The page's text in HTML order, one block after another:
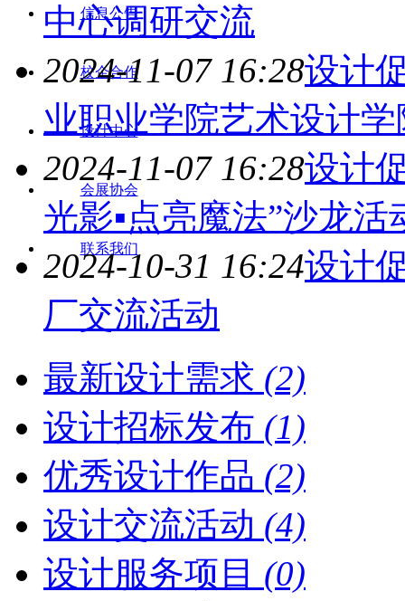
信息公告
校企合作
设计中心
会展协会
联系我们
中心调研交流
2024-11-07 16:28设计
业职业学院艺术设计学
2024-11-07 16:28设计
光影▪点亮魔法”沙龙活
2024-10-31 16:24设计
厂交流活动
最新设计需求 (2)
设计招标发布 (1)
优秀设计作品 (2)
设计交流活动 (4)
设计服务项目 (0)